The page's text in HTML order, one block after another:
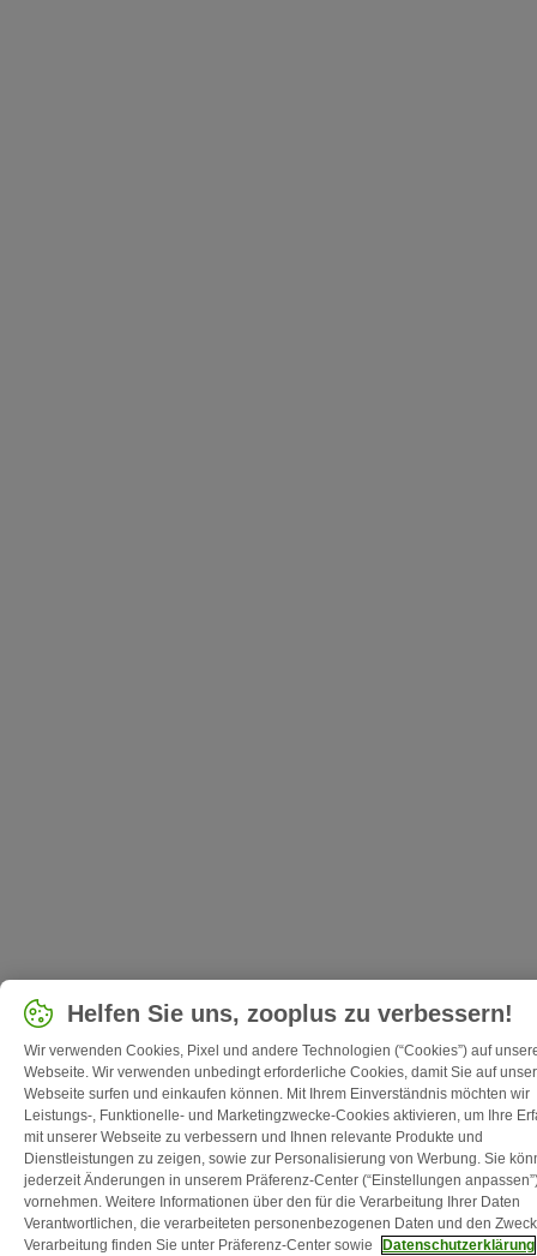
Helfen Sie uns, zooplus zu verbessern!
Wir verwenden Cookies, Pixel und andere Technologien (“Cookies”) auf
Webseite. Wir verwenden unbedingt erforderliche Cookies, damit Sie auf
Webseite surfen und einkaufen können. Mit Ihrem Einverständnis möchten wir
Leistungs-, Funktionelle- und Marketingzwecke-Cookies aktivieren, um Ihre
mit unserer Webseite zu verbessern und Ihnen relevante Produkte und
Dienstleistungen zu zeigen, sowie zur Personalisierung von Werbung. Sie
jederzeit Änderungen in unserem Präferenz-Center (“Einstellungen
vornehmen. Weitere Informationen über den für die Verarbeitung Ihrer Daten
Verantwortlichen, die verarbeiteten personenbezogenen Daten und den
Verarbeitung finden Sie unter Präferenz-Center sowie
Datenschutzerklärung